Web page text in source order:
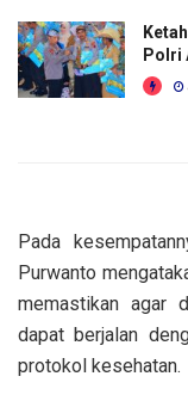
Polri
Pada
Purwanto
memastikan agar
dapat berjalan
protokol kesehatan.